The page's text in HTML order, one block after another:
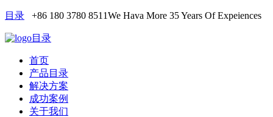
目录 +86 180 3780 8511We Hava More 35 Years Of Expeiences
目录
首页
产品目录
解决方案
成功案例
关于我们